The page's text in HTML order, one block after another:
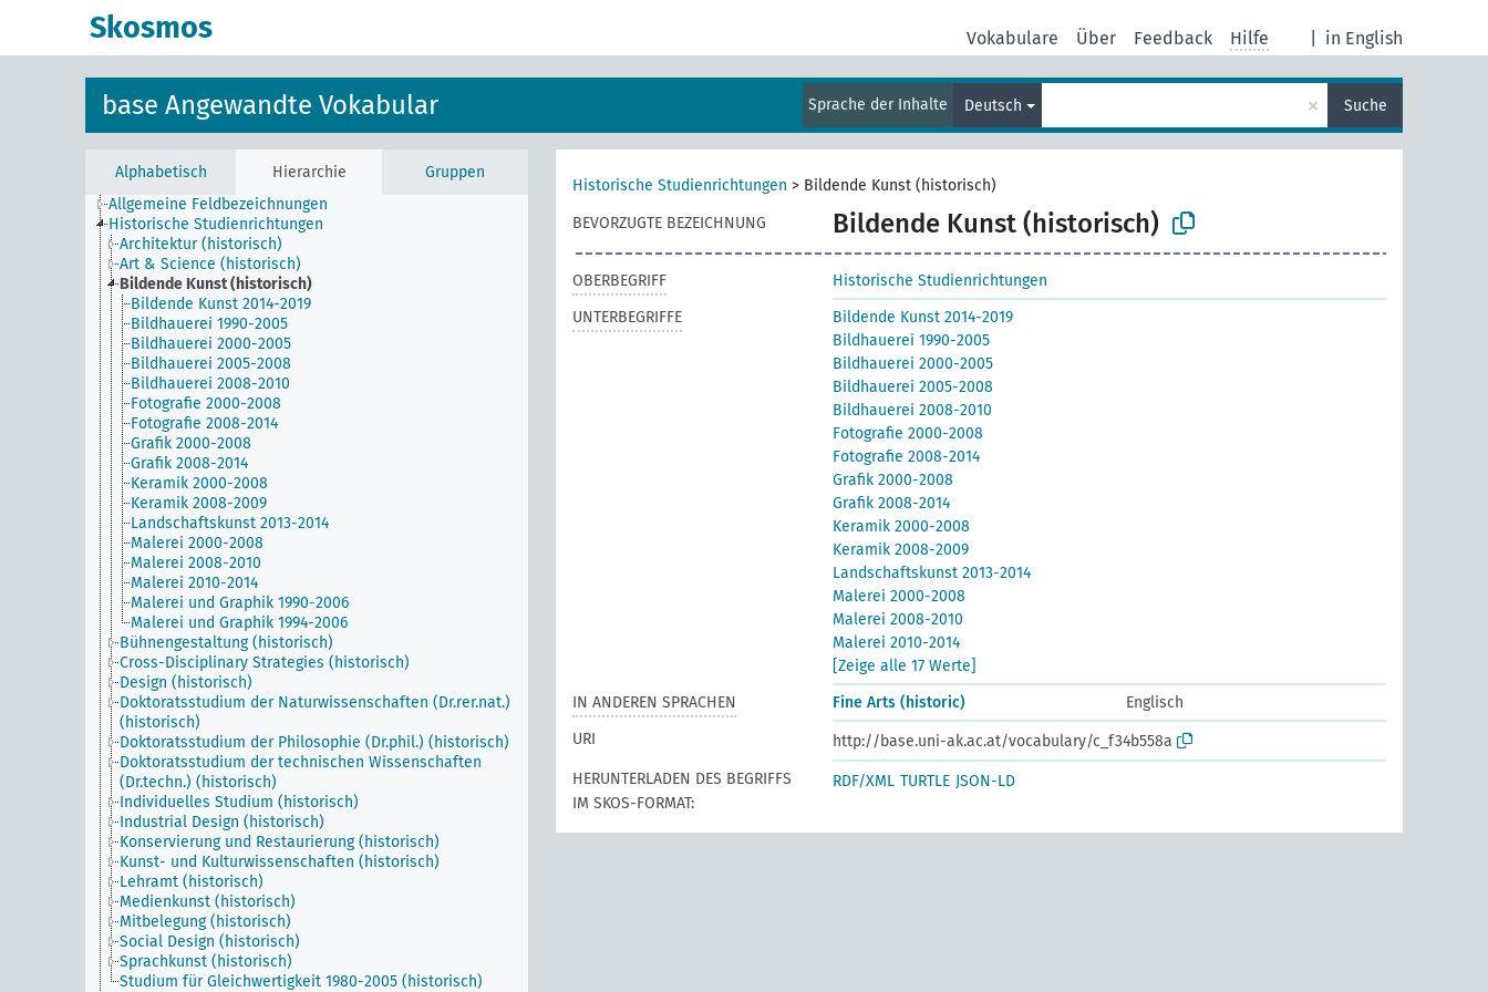
Skosmos in English
Vokabulare Über Feedback Hilfe
base Angewandte Vokabular Sprache der Inhalte Deutsch × Suche
Alphabetisch Hierarchie
Gruppen
Allgemeine Feldbezeichnungen
Historische Studienrichtungen
Architektur (historisch)
Art & Science (historisch)
Bildende Kunst (historisch)
Bildende Kunst 2014-2019
Bildhauerei 1990-2005
Bildhauerei 2000-2005
Bildhauerei 2005-2008
Bildhauerei 2008-2010
Fotografie 2000-2008
Fotografie 2008-2014
Grafik 2000-2008
Grafik 2008-2014
Keramik 2000-2008
Keramik 2008-2009
Landschaftskunst 2013-2014
Malerei 2000-2008
Malerei 2008-2010
Malerei 2010-2014
Malerei und Graphik 1990-2006
Malerei und Graphik 1994-2006
Bühnengestaltung (historisch)
Cross-Disciplinary Strategies (historisch)
Design (historisch)
Doktoratsstudium der Naturwissenschaften (Dr.rer.nat.)
(historisch)
Doktoratsstudium der Philosophie (Dr.phil.) (historisch)
Doktoratsstudium der technischen Wissenschaften
(Dr.techn.) (historisch)
Individuelles Studium (historisch)
Industrial Design (historisch)
Konservierung und Restaurierung (historisch)
Kunst- und Kulturwissenschaften (historisch)
Lehramt (historisch)
Medienkunst (historisch)
Mitbelegung (historisch)
Social Design (historisch)
Sprachkunst (historisch)
Studium für Gleichwertigkeit 1980-2005 (historisch)
Historische Studienrichtungen > Bildende Kunst (historisch)
BEVORZUGTE BEZEICHNUNG
Bildende Kunst (historisch)
OBERBEGRIFF
Historische Studienrichtungen
UNTERBEGRIFFE
Bildende Kunst 2014-2019
Bildhauerei 1990-2005
Bildhauerei 2000-2005
Bildhauerei 2005-2008
Bildhauerei 2008-2010
Fotografie 2000-2008
Fotografie 2008-2014
Grafik 2000-2008
Grafik 2008-2014
Keramik 2000-2008
Keramik 2008-2009
Landschaftskunst 2013-2014
Malerei 2000-2008
Malerei 2008-2010
Malerei 2010-2014
[Zeige alle 17 Werte]
IN ANDEREN SPRACHEN
Fine Arts (historic)
Englisch
URI
http://base.uni-ak.ac.at/vocabulary/c_f34b558a
HERUNTERLADEN DES BEGRIFFS
IM SKOS-FORMAT:
RDF/XML TURTLE JSON-LD